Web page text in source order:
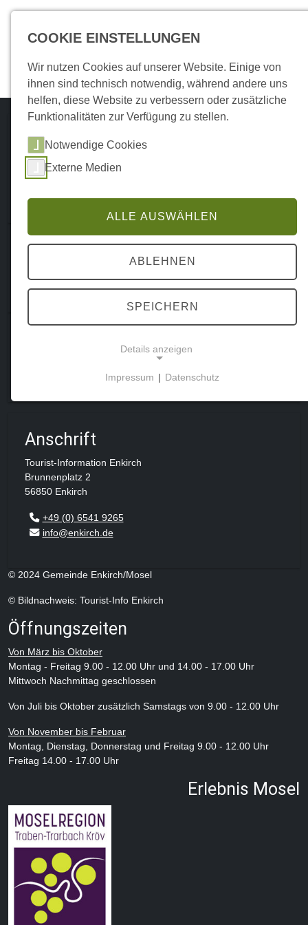
Unterkünfte
Ihre Gastgeber in Enkirch schnell und
Restaurants
Regionale Küche und Moselwein genießen
Enkirch und die Moselregion entdecken
Anschrift
Tourist-Information Enkirch
Brunnenplatz 2
56850 Enkirch
+49 (0) 6541 9265
info@enkirch.de
© 2024 Gemeinde Enkirch/Mosel
© Bildnachweis: Tourist-Info Enkirch
Öffnungszeiten
Von März bis Oktober
Montag - Freitag 9.00 - 12.00 Uhr und 14.00 - 17.00 Uhr
Mittwoch Nachmittag geschlossen
Von Juli bis Oktober zusätzlich Samstags von 9.00 - 12.00 Uhr
Von November bis Februar
Montag, Dienstag, Donnerstag und Freitag 9.00 - 12.00 Uhr
Freitag 14.00 - 17.00 Uhr
Erlebnis Mosel
COOKIE EINSTELLUNGEN
Wir nutzen Cookies auf unserer Website. Einige von
ihnen sind technisch notwendig, während andere uns
helfen, diese Website zu verbessern oder zusätzliche
Funktionalitäten zur Verfügung zu stellen.
Notwendige Cookies
Externe Medien
ALLE AUSWÄHLEN
ABLEHNEN
SPEICHERN
Details anzeigen
der Website erforderlich.
Einverständnis-Cookie
cookie_consent
Einverständnis-Optionen des Benutzers
Cookie Laufzeit:
EXTERNE MEDIEN
Um Inhalte von Videoplattformen und Social Media
Plattformen anzeigen zu können, werden von
YouTube
Impressum | Datenschutz